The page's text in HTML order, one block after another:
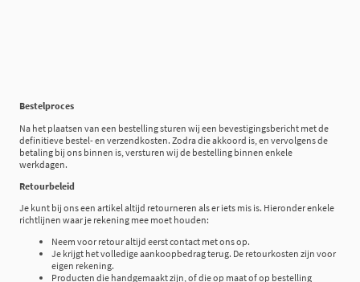
Bestelproces
Na het plaatsen van een bestelling sturen wij een bevestigingsbericht met de
definitieve bestel- en verzendkosten. Zodra die akkoord is, en vervolgens de
betaling bij ons binnen is, versturen wij de bestelling binnen enkele
werkdagen.
Retourbeleid
Je kunt bij ons een artikel altijd retourneren als er iets mis is. Hieronder enkele
richtlijnen waar je rekening mee moet houden:
Neem voor retour altijd eerst contact met ons op.
Je krijgt het volledige aankoopbedrag terug. De retourkosten zijn voor
eigen rekening.
Producten die handgemaakt zijn, of die op maat of op bestelling